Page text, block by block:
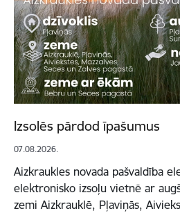
Izsolēs pārdod īpašumus
07.08.2026.
Aizkraukles novada pašvaldība
elektronisko izsoļu vietnē ar
zemi Aizkrauklē, Pļaviņās,